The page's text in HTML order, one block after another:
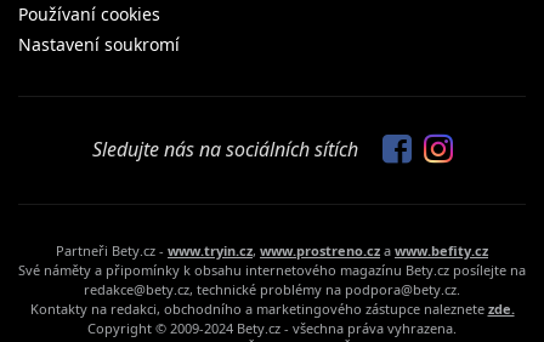
Používaní cookies
Nastavení soukromí
Sledujte nás na sociálních sítích
Partneři Bety.cz - www.tryin.cz, www.prostreno.cz a www.befity.cz
Své náměty a připomínky k obsahu internetového magazínu Bety.cz posílejte na
redakce@bety.cz, technické problémy na podpora@bety.cz.
Kontakty na redakci, obchodního a marketingového zástupce naleznete zde.
Copyright © 2009-2024 Bety.cz - všechna práva vyhrazena.